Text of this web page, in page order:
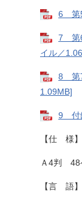
6 第5
7 第6
イル／
8 第7
1.09MB]
9 付
【仕 様】
Ａ4判 48
【言 語】